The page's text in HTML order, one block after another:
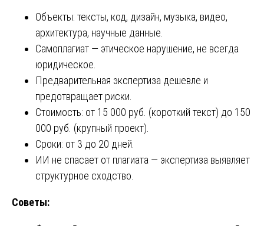
Объекты: тексты, код, дизайн, музыка, видео,
архитектура, научные данные.
Самоплагиат — этическое нарушение, не всегда
юридическое.
Предварительная экспертиза дешевле и
предотвращает риски.
Стоимость: от 15 000 руб. (короткий текст) до 150
000 руб. (крупный проект).
Сроки: от 3 до 20 дней.
ИИ не спасает от плагиата — экспертиза выявляет
структурное сходство.
Советы: